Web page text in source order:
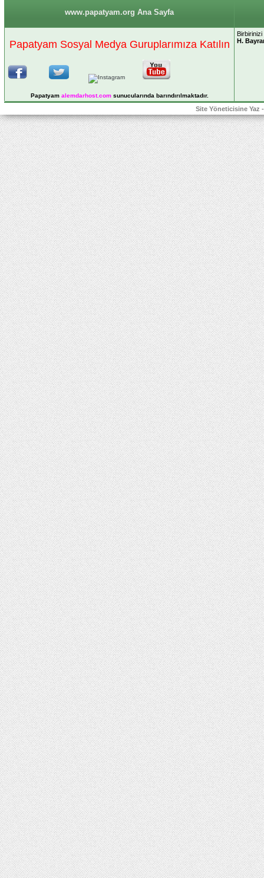
www.papatyam.org Ana Sayfa
Papatyam Sosyal Medya Guruplarımıza Katılın
Papatyam alemdarhost.comsunucularında barındırılmaktadır.
Birbirinizi
H.
Site Yöneticisine Yaz